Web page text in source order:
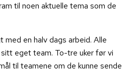
til noen aktuelle tema som de
en halv dags arbeid. Alle
eget team. To-tre uker før vi
til teamene om de kunne sende